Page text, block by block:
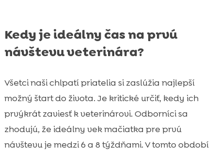
návštevu
Záver
FAQ
Kedy je ideálny čas na prvú
návštevu veterinára?
Všetci naši chlpatí priatelia si zaslúžia najlepší
možný štart do života. Je kritické určiť, kedy ich
prvýkrát zaviesť k veterinárovi. Odborníci sa
zhodujú, že ideálny vek mačiatka pre prvú
návštevu je medzi 6 a 8 týždňami. V tomto období